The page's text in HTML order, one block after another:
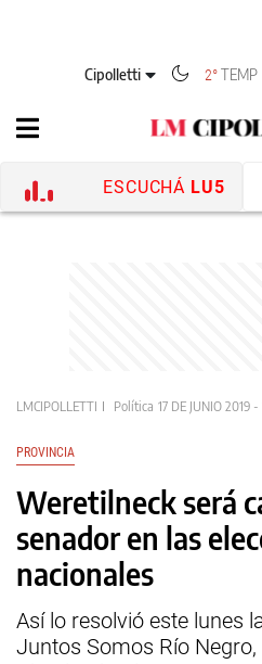
Cipolletti 2°TEMP
ESCUCHÁ LU5
LMCIPOLLETTI Política 17 DE JUNIO 2019 -
PROVINCIA
Weretilneck será
senador en las
nacionales
Así lo resolvió este lunes
Juntos Somos Río Negro,